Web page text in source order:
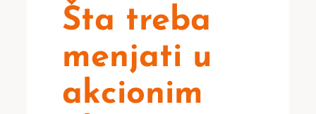
Šta treba
menjati u
akcionim